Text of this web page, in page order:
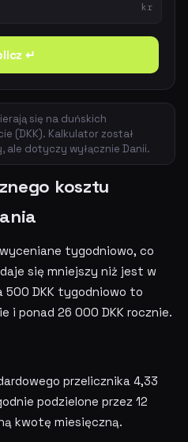
kr
↵
się na duńskich
(DKK). Kalkulator został
ale dotyczy wyłącznie Danii.
kosztu
tygodniowo, co
się mniejszy niż jest w
500 DKK tygodniowo to
i ponad 26 000 DKK rocznie.
przelicznika 4,33
podzielone przez 12
kwotę miesięczną.